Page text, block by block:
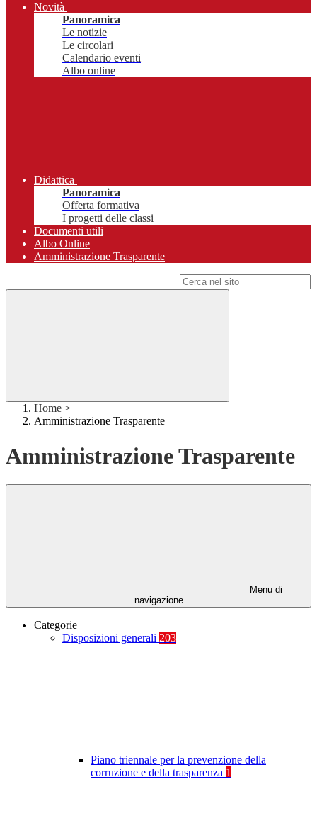
Novità
Panoramica
Le notizie
Le circolari
Calendario eventi
Albo online
Didattica
Panoramica
Offerta formativa
I progetti delle classi
Documenti utili
Albo Online
Amministrazione Trasparente
Home >
Amministrazione Trasparente
Amministrazione Trasparente
Menu di
navigazione
Categorie
Disposizioni generali 203
Piano triennale per la prevenzione della
corruzione e della trasparenza 1